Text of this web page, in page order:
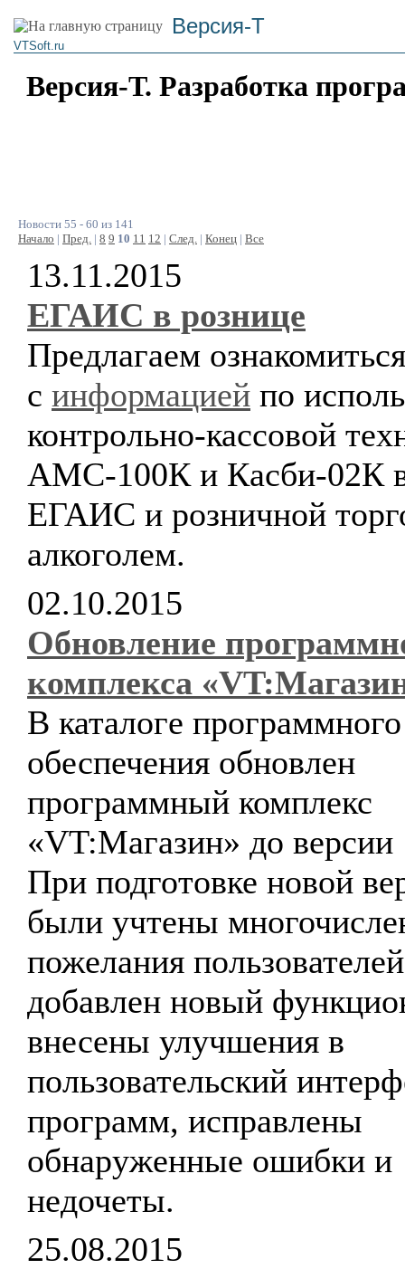
Версия-Т
VTSoft.ru
Версия-Т. Разработка
Новости 55 - 60 из 141
Начало | Пред. | 8 9 10 11 12 | След. | Конец | Все
13.11.2015
ЕГАИС в рознице
Предлагаем ознакомиться
с информацией по
контрольно-кассовой
АМС-100К и Касби-02К
ЕГАИС и розничной
алкоголем.
02.10.2015
Обновление
комплекса
В каталоге программного
обеспечения обновлен
программный комплекс
«VT:Магазин» до версии
При подготовке новой
были учтены
пожелания
добавлен новый
внесены улучшения в
пользовательский
программ, исправлены
обнаруженные ошибки и
недочеты.
25.08.2015